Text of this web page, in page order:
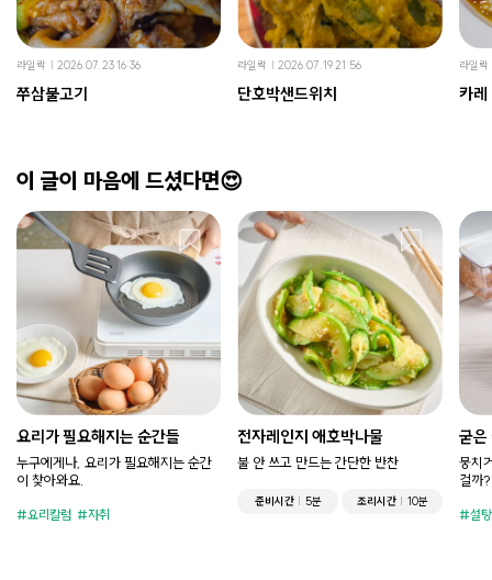
라일락 2026.07.23 16:36
쭈삼불고기
라일락 2026.07.19 21:56
단호박샌드위치
라일락
카레
이 글이 마음에 드셨다면😍
요리가 필요해지는 순간들
누구에게나, 요리가 필요해지는 순간
이 찾아와요.
요리칼럼 자취
전자레인지 애호박나물
불 안 쓰고 만드는 간단한 반찬
준비시간 5분 조리시간 10분
굳은
뭉치
걸까?
설탕